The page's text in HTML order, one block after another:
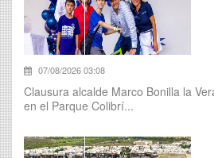
07/08/2026 03:08
Clausura alcalde Marco Bonilla la
en el Parque Colibrí...